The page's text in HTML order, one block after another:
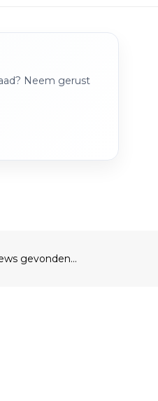
Neem gerust
gevonden...